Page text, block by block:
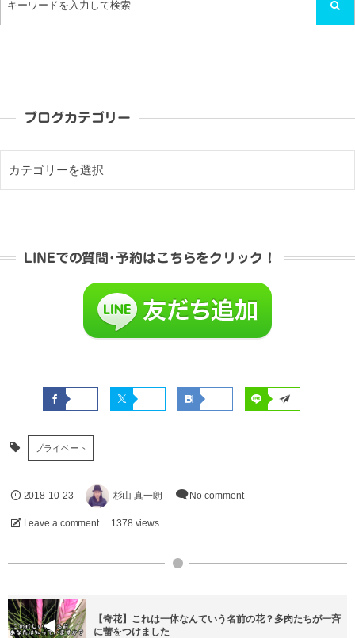
ブログカテゴリー
LINEでの質問･予約はこちらをクリック！
プライベート
2018-10-23 杉山 真一朗 No comment
Leave a comment 1378 views
【奇花】これは一体なんていう名前の花？多肉たちが一斉
に蕾をつけました